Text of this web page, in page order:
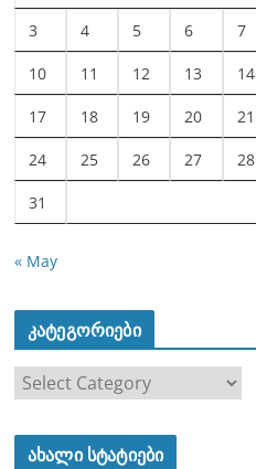
3 4 5 6 7
10 11 12 13 14
17 18 19 20 21
24 25 26 27 28
31
« May
კატეგორიები
ტ
ახალი სტატიები